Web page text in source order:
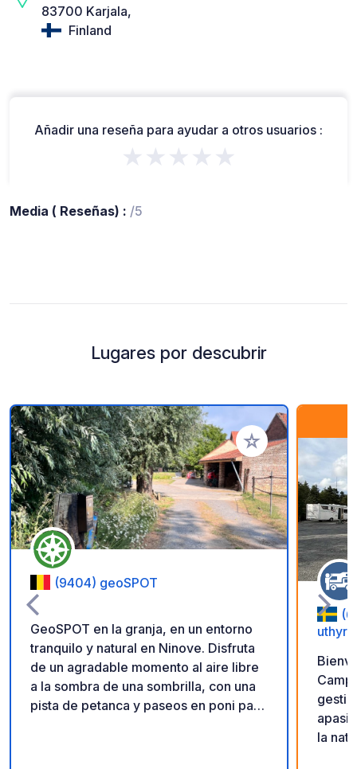
83700 Karjala,
Finland
Añadir una reseña para ayudar a otros usuarios :
★★★★★
Media ( Reseñas) : /5
Lugares por descubrir
Añadir a tus
(9404) geoSPOT
GeoSPOT en la granja, en un entorno
tranquilo y natural en Ninove. Disfruta
de un agradable momento al aire libre
a la sombra de una sombrilla, con una
pista de petanca y paseos en poni para
Camping.
la